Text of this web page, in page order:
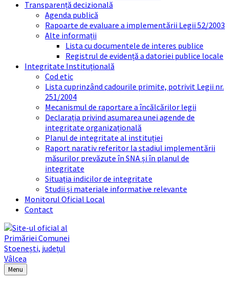
Transparență decizională
Agenda publică
Rapoarte de evaluare a implementării Legii 52/2003
Alte informații
Lista cu documentele de interes publice
Registrul de evidență a datoriei publice locale
Integritate Instituțională
Cod etic
Lista cuprinzând cadourile primite, potrivit Legii nr.
251/2004
Mecanismul de raportare a încălcărilor legii
Declarația privind asumarea unei agende de
integritate organizațională
Planul de integritate al instituției
Raport narativ referitor la stadiul implementării
măsurilor prevăzute în SNA și în planul de
integritate
Situația indicilor de integritate
Studii și materiale informative relevante
Monitorul Oficial Local
Contact
Menu